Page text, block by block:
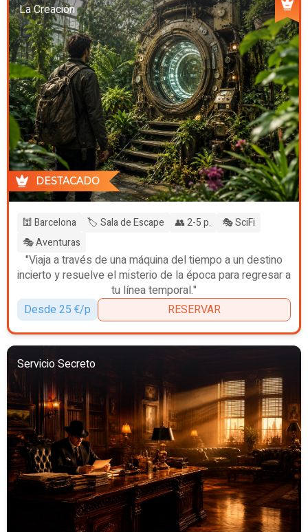
La Creación
DESTACADO
🕍 Barcelona 🏷️ Sala de Escape 👥 2-5 p.
🎭 SciFi
🎭 Aventuras
"Viaja a través de una máquina del tiempo a un destino
incierto y resuelve el misterio de la época para regresar a
tu línea temporal."
Desde 25 €/p
RESERVAR
Servicio Secreto